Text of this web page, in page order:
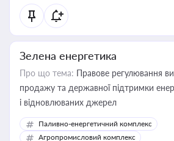
Зелена енергетика
Про що тема: Правове регулювання
продажу та державної підтримки
і відновлюваних джерел
Паливно-енергетичний комплекс
Агропромисловий комплекс